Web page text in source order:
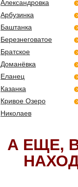
Александровка
Арбузинка
Баштанка
Березнеговатое
Братское
Доманёвка
Еланец
Казанка
Кривое Озеро
Николаев
А ЕЩЕ,